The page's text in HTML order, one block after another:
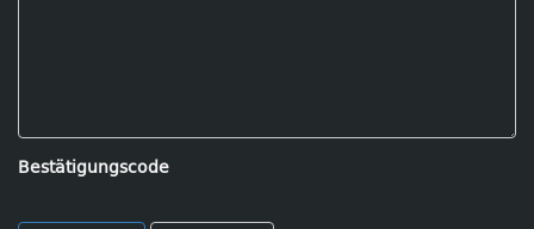
Bestätigungscode